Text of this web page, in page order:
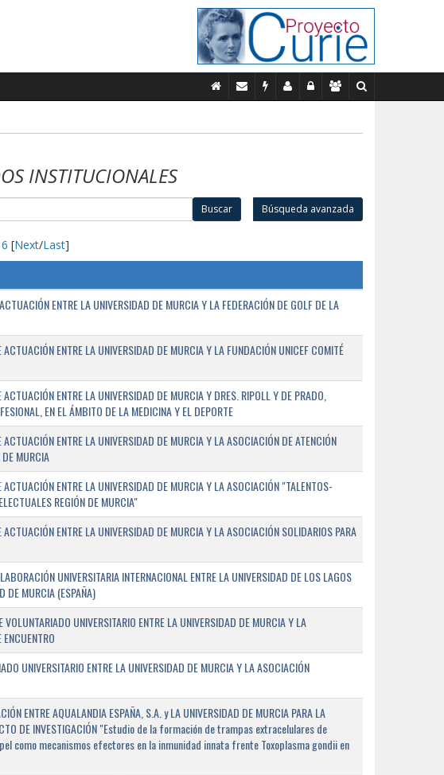
INSTITUCIONALES
Buscar Búsqueda avanzada
6 [Next/Last]
ENTRE LA UNIVERSIDAD DE MURCIA Y LA FEDERACIÓN DE GOLF DE LA
ACTUACIÓN ENTRE LA UNIVERSIDAD DE MURCIA Y LA FUNDACIÓN UNICEF COMITÉ
ACTUACIÓN ENTRE LA UNIVERSIDAD DE MURCIA Y DRES. RIPOLL Y DE PRADO,
EN EL ÁMBITO DE LA MEDICINA Y EL DEPORTE
ACTUACIÓN ENTRE LA UNIVERSIDAD DE MURCIA Y LA ASOCIACIÓN DE ATENCIÓN
MURCIA
ACTUACIÓN ENTRE LA UNIVERSIDAD DE MURCIA Y LA ASOCIACIÓN "TALENTOS-
REGIÓN DE MURCIA"
ACTUACIÓN ENTRE LA UNIVERSIDAD DE MURCIA Y LA ASOCIACIÓN SOLIDARIOS PARA
UNIVERSITARIA INTERNACIONAL ENTRE LA UNIVERSIDAD DE LOS LAGOS
DE MURCIA (ESPAÑA)
VOLUNTARIADO UNIVERSITARIO ENTRE LA UNIVERSIDAD DE MURCIA Y LA
UNIVERSITARIO ENTRE LA UNIVERSIDAD DE MURCIA Y LA ASOCIACIÓN
ENTRE AQUALANDIA ESPAÑA, S.A. y LA UNIVERSIDAD DE MURCIA PARA LA
DE INVESTIGACIÓN "Estudio de la formación de trampas extracelulares de
como mecanismos efectores en la inmunidad innata frente Toxoplasma gondii en